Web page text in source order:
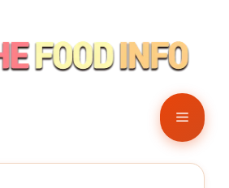
메
뉴